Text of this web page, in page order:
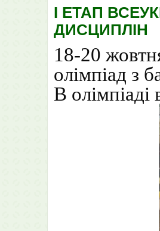
І ЕТАП
ДИСЦИПЛІН
18-20
олімпіад з
В олімпіаді